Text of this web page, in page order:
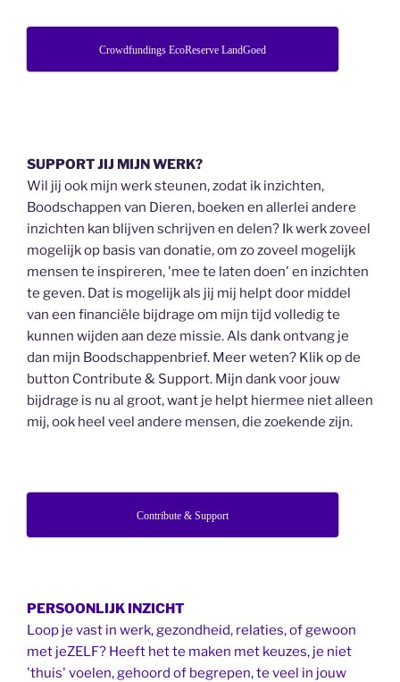
Crowdfundings EcoReserve LandGoed
SUPPORT JIJ MIJN WERK?
Wil jij ook mijn werk steunen, zodat ik inzichten,
Boodschappen van Dieren, boeken en allerlei andere
inzichten kan blijven schrijven en delen? Ik werk zoveel
mogelijk op basis van donatie, om zo zoveel mogelijk
mensen te inspireren, 'mee te laten doen' en inzichten
te geven. Dat is mogelijk als jij mij helpt door middel
van een financiële bijdrage om mijn tijd volledig te
kunnen wijden aan deze missie. Als dank ontvang je
dan mijn Boodschappenbrief. Meer weten? Klik op de
button Contribute & Support. Mijn dank voor jouw
bijdrage is nu al groot, want je helpt hiermee niet alleen
mij, ook heel veel andere mensen, die zoekende zijn.
Contribute & Support
PERSOONLIJK INZICHT
Loop je vast in werk, gezondheid, relaties, of gewoon
met jeZELF? Heeft het te maken met keuzes, je niet
'thuis' voelen, gehoord of begrepen, te veel in jouw